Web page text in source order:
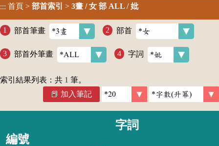
::: 首頁 > 部首索引 > 3畫 / 女 部 ALL / 妣
部首筆畫 部首
部首外筆畫 字詞
索引結果列表：共 1 筆。
加入筆記
編號
字詞